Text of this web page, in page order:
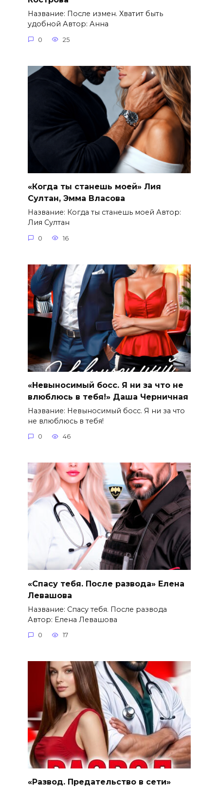
Название: После измен. Хватит быть
удобной Автор: Анна
0 25
«Когда ты станешь моей» Лия
Султан, Эмма Власова
Название: Когда ты станешь моей Автор:
Лия Султан
0 16
«Невыносимый босс. Я ни за что не
влюблюсь в тебя!» Даша Черничная
Название: Невыносимый босс. Я ни за что
не влюблюсь в тебя!
0 46
«Спасу тебя. После развода» Елена
Левашова
Название: Спасу тебя. После развода
Автор: Елена Левашова
0 17
«Развод. Предательство в сети»